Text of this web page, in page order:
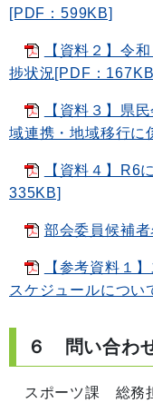
[PDF：599KB]
【資料２】令
捗状況[PDF：
【資料３】県
域連携・地域移行に
【資料４】R6
335KB]
部会委員候補
【参考資料１
スケジュールについ
６ 問い合わ
スポーツ課 総務